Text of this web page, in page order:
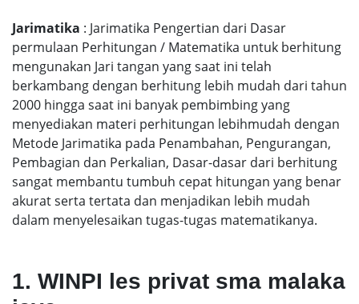
Jarimatika : Jarimatika Pengertian dari Dasar
permulaan Perhitungan / Matematika untuk berhitung
mengunakan Jari tangan yang saat ini telah
berkambang dengan berhitung lebih mudah dari tahun
2000 hingga saat ini banyak pembimbing yang
menyediakan materi perhitungan lebihmudah dengan
Metode Jarimatika pada Penambahan, Pengurangan,
Pembagian dan Perkalian, Dasar-dasar dari berhitung
sangat membantu tumbuh cepat hitungan yang benar
akurat serta tertata dan menjadikan lebih mudah
dalam menyelesaikan tugas-tugas matematikanya.
1. WINPI les privat sma malaka